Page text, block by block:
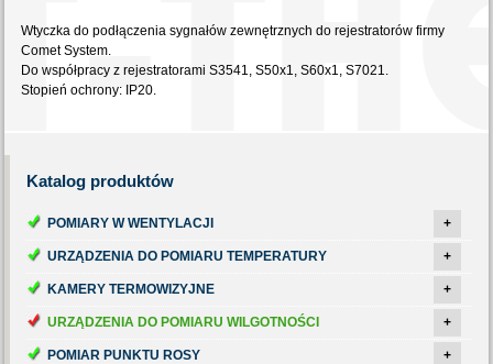
Wtyczka do podłączenia sygnałów zewnętrznych do rejestratorów firmy
Comet System.
Do współpracy z rejestratorami S3541, S50x1, S60x1, S7021.
Stopień ochrony: IP20.
Katalog produktów
POMIARY W WENTYLACJI +
URZĄDZENIA DO POMIARU TEMPERATURY +
KAMERY TERMOWIZYJNE +
URZĄDZENIA DO POMIARU WILGOTNOŚCI +
POMIAR PUNKTU ROSY +